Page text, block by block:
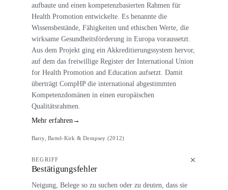
aufbaute und einen kompetenzbasierten Rahmen für
Health Promotion entwickelte. Es benannte die
Wissensbestände, Fähigkeiten und ethischen Werte, die
wirksame Gesundheitsförderung in Europa voraussetzt.
Aus dem Projekt ging ein Akkreditierungssystem hervor,
auf dem das freiwillige Register der International Union
for Health Promotion and Education aufsetzt. Damit
überträgt CompHP die international abgestimmten
Kompetenzdomänen in einen europäischen
Qualitätsrahmen.
Mehr erfahren →
Barry, Battel-Kirk & Dempsey (2012)
BEGRIFF
Bestätigungsfehler
Neigung, Belege so zu suchen oder zu deuten, dass sie